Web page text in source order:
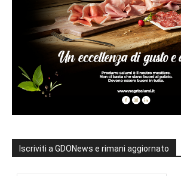
Iscriviti a GDONews e rimani aggiornato